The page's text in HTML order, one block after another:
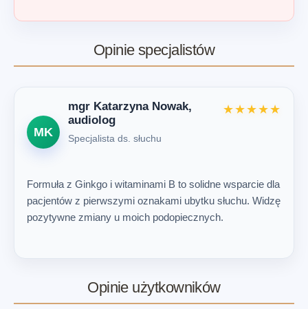
Opinie specjalistów
MK
mgr Katarzyna Nowak,
audiolog
Specjalista ds. słuchu
★★★★★
Formuła z Ginkgo i witaminami B to solidne wsparcie dla
pacjentów z pierwszymi oznakami ubytku słuchu. Widzę
pozytywne zmiany u moich podopiecznych.
Opinie użytkowników